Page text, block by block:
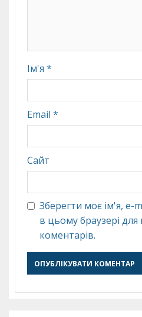
Ім'я *
Email *
Сайт
Зберегти моє ім'я, e-
в цьому браузері
коментарів.